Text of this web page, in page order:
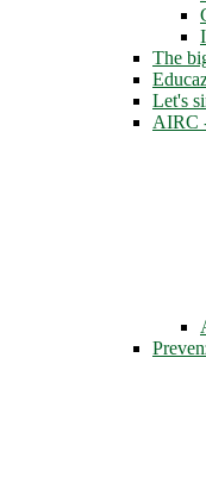
The
Let's
AIRC